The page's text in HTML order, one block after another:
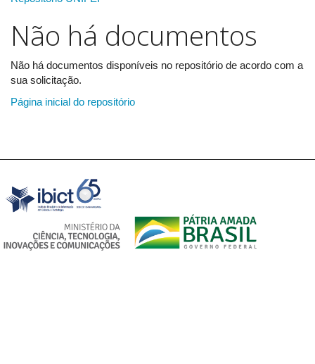
Não há documentos
Não há documentos disponíveis no repositório de acordo com a
sua solicitação.
Página inicial do repositório